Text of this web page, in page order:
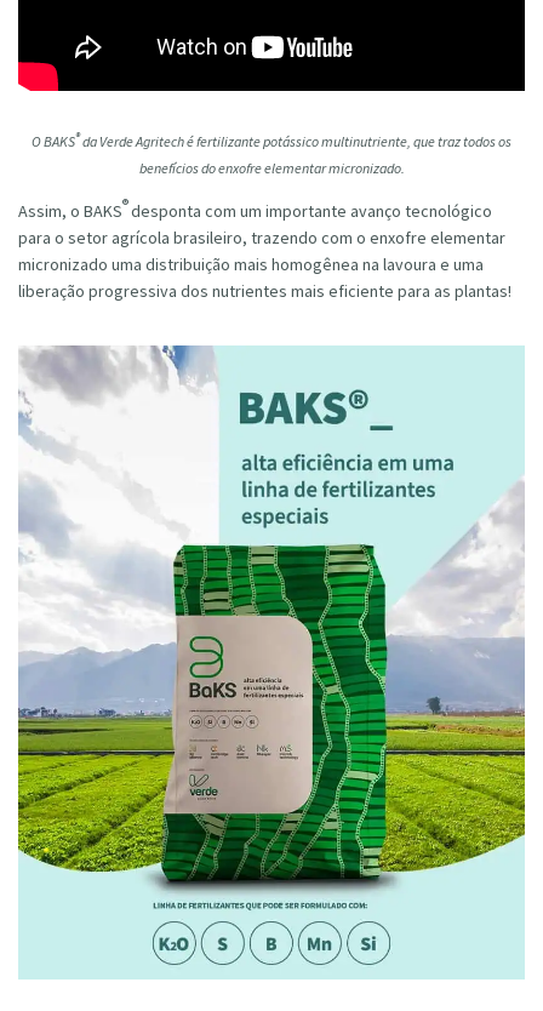
O BAKS®da Verde Agritech é fertilizante potássico multinutriente, que traz todos os
benefícios do enxofre elementar micronizado.
Assim, o BAKS®desponta com um importante avanço tecnológico
para o setor agrícola brasileiro, trazendo com o enxofre elementar
micronizado uma distribuição mais homogênea na lavoura e uma
liberação progressiva dos nutrientes mais eficiente para as plantas!